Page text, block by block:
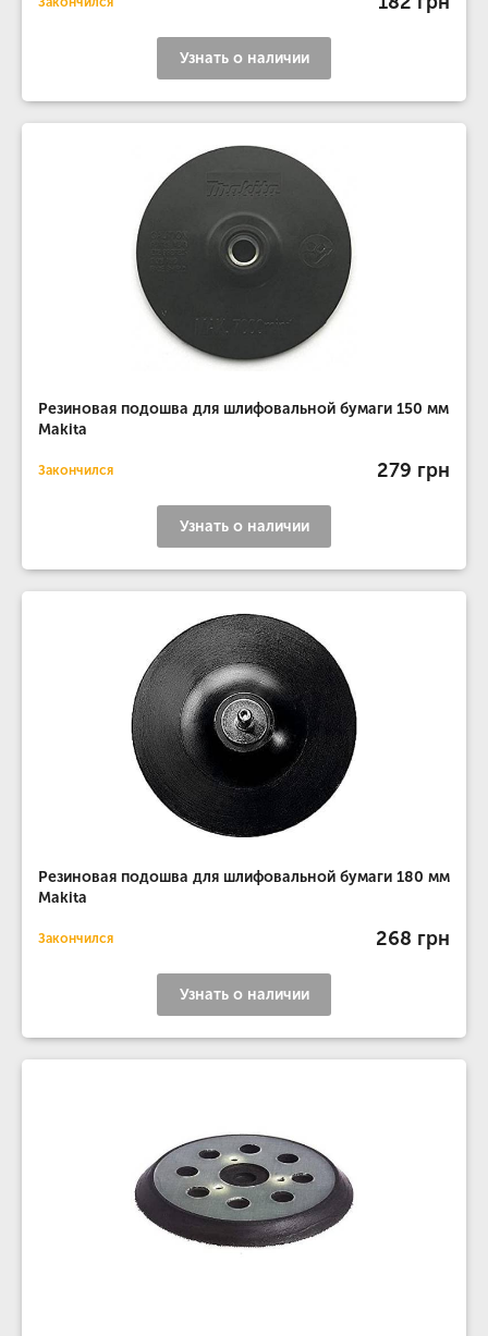
Узнать о наличии
Резиновая подошва для шлифовальной бумаги 150 мм
Makita
Закончился 279 грн
Узнать о наличии
Резиновая подошва для шлифовальной бумаги 180 мм
Makita
Закончился 268 грн
Узнать о наличии